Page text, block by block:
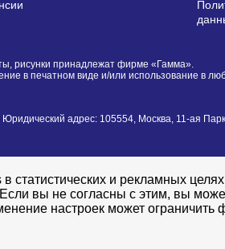
рисунки принадлежат фирме «Гамма».
в печатном виде и/или использование в
адрес: 105554, Москва, 11-ая
и рекламных
вы не согласны с этим, вы
настроек может ограничить